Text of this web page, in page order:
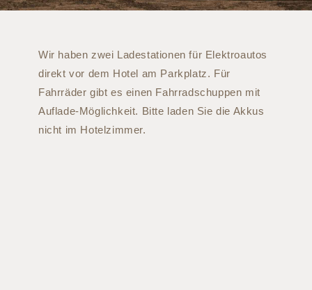
Wir haben zwei Ladestationen für Elektroautos
direkt vor dem Hotel am Parkplatz. Für
Fahrräder gibt es einen Fahrradschuppen mit
Auflade-Möglichkeit. Bitte laden Sie die Akkus
nicht im Hotelzimmer.